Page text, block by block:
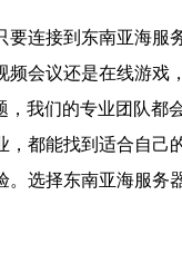
连接到东南亚海服
会议还是在线游戏
我们的专业团队都
都能找到适合自己
选择东南亚海服务